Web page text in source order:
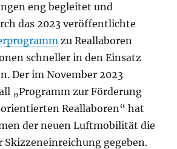
eng begleitet und
das 2023 veröffentlichte
zu Reallaboren
schneller in den Einsatz
Der im November 2023
„Programm zur Förderung
Reallaboren“ hat
der neuen Luftmobilität die
gegeben.